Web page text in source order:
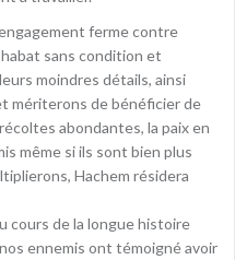
ferme contre
sans condition et
moindres détails, ainsi
mériterons de bénéficier de
abondantes, la paix en
même si ils sont bien plus
Hachem résidera
cours de la longue histoire
ennemis ont témoigné avoir